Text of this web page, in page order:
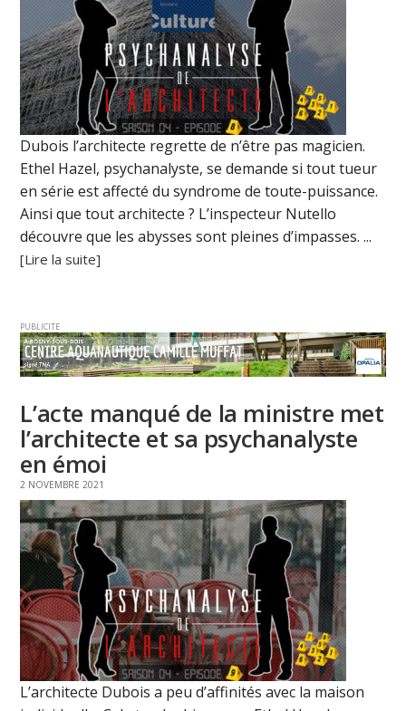
Dubois l’architecte regrette de n’être pas magicien.
Ethel Hazel, psychanalyste, se demande si tout tueur
en série est affecté du syndrome de toute-puissance.
Ainsi que tout architecte ? L’inspecteur Nutello
découvre que les abysses sont pleines d’impasses. ...
[Lire la suite]
PUBLICITE
L’acte manqué de la ministre met
l’architecte et sa psychanalyste
en émoi
2 NOVEMBRE 2021
L’architecte Dubois a peu d’affinités avec la maison